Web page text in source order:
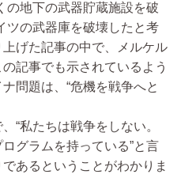
の地下の武器貯蔵施設を破
ツの武器庫を破壊したと考
げた記事の中で、メルケル
記事でも示されているよう
問題は、“危機を戦争へと
“私たちは戦争をしない。
グラムを持っている”と言
あるということがわかりま